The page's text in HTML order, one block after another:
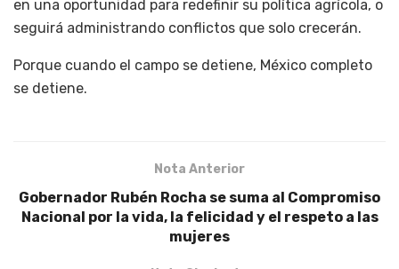
en una oportunidad para redefinir su política agrícola, o
seguirá administrando conflictos que solo crecerán.
Porque cuando el campo se detiene, México completo
se detiene.
Nota Anterior
Gobernador Rubén Rocha se suma al Compromiso
Nacional por la vida, la felicidad y el respeto a las
mujeres